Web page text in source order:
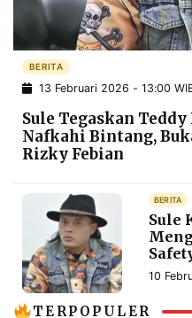
POLICY WARGA
INFORMASI
IKLAN
KIRIM
PENGADUAN TERM
OF
SERVICE
IKUTI
KAMI
BERITA
13 Februari 2026 - 13:00
Sule Tegaskan
Nafkahi Bintang,
Rizky Febian
BERITA
Sule
10
TERPOPULER